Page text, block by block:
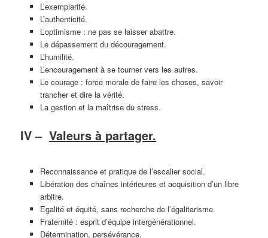
L’exemplarité.
L’authenticité.
L’optimisme : ne pas se laisser abattre.
Le dépassement du découragement.
L’humilité.
L’encouragement à se tourner vers les autres.
Le courage : force morale de faire les choses, savoir
trancher et dire la vérité.
La gestion et la maîtrise du stress.
IV –Valeurs à partager.
Reconnaissance et pratique de l’escalier social.
Libération des chaînes intérieures et acquisition d’un libre
arbitre.
Egalité et équité, sans recherche de l’égalitarisme.
Fraternité : esprit d’équipe intergénérationnel.
Détermination, persévérance.